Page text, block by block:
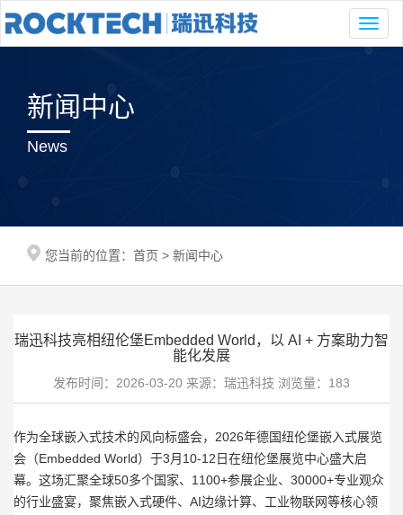
新闻中心
News
您当前的位置： 首页 > 新闻中心
瑞迅科技亮相纽伦堡Embedded World，以 AI + 方案助力智
能化发展
发布时间：2026-03-20 来源：瑞迅科技 浏览量：183
作为全球嵌入式技术的风向标盛会，2026年德国纽伦堡嵌入式展览
会（Embedded World）于3月10-12日在纽伦堡展览中心盛大启
幕。这场汇聚全球50多个国家、1100+参展企业、30000+专业观众
的行业盛宴，聚焦嵌入式硬件、AI边缘计算、工业物联网等核心领